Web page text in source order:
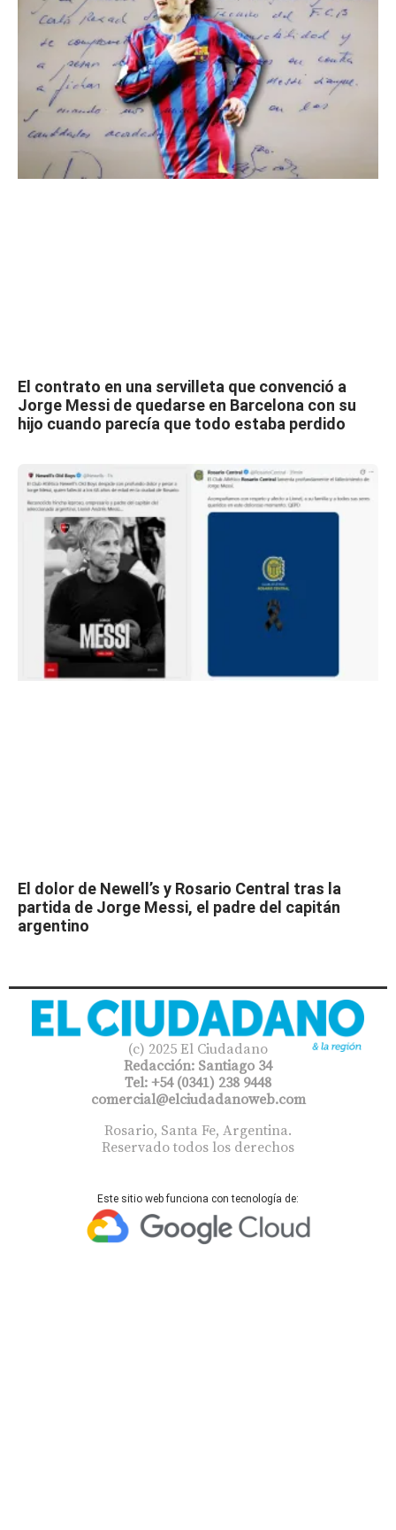
El contrato en una servilleta que convenció a
Jorge Messi de quedarse en Barcelona con su
hijo cuando parecía que todo estaba perdido
El dolor de Newell’s y Rosario Central tras la
partida de Jorge Messi, el padre del capitán
argentino
(c) 2025 El Ciudadano
Redacción: Santiago 34
Tel: +54 (0341) 238 9448
comercial@elciudadanoweb.com​
Rosario, Santa Fe, Argentina.
Reservado todos los derechos
Este sitio web funciona con tecnología de: